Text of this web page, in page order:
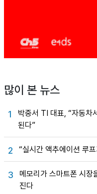
많이 본 뉴스
1
박중서 TI 대표, “자동차
된다”
2 “실시간 액추에이션 루
3
메모리가 스마트폰 시장
진다